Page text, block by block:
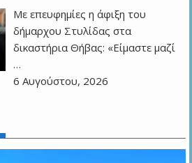
Με επευφημίες η άφιξη του
δήμαρχου Στυλίδας στα
δικαστήρια Θήβας: «Είμαστε μαζί
…
6 Αυγούστου, 2026